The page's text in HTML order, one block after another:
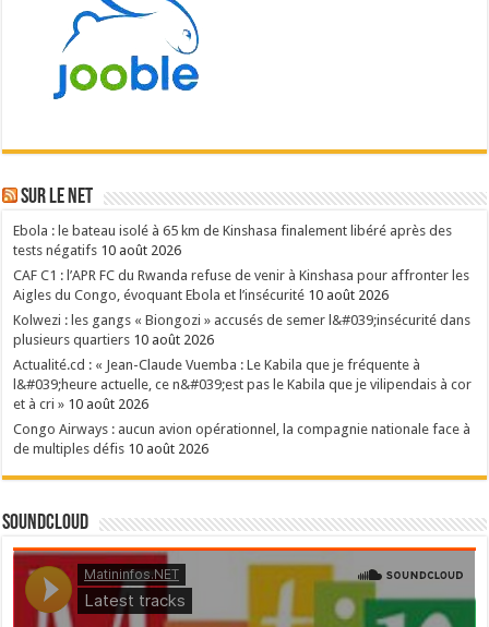
Sur le NET
Ebola : le bateau isolé à 65 km de Kinshasa finalement libéré après des
tests négatifs 10 août 2026
CAF C1 : l’APR FC du Rwanda refuse de venir à Kinshasa pour affronter les
Aigles du Congo, évoquant Ebola et l’insécurité 10 août 2026
Kolwezi : les gangs « Biongozi » accusés de semer l&#039;insécurité dans
plusieurs quartiers 10 août 2026
Actualité.cd : « Jean-Claude Vuemba : Le Kabila que je fréquente à
l&#039;heure actuelle, ce n&#039;est pas le Kabila que je vilipendais à cor
et à cri » 10 août 2026
Congo Airways : aucun avion opérationnel, la compagnie nationale face à
de multiples défis 10 août 2026
SoundCloud